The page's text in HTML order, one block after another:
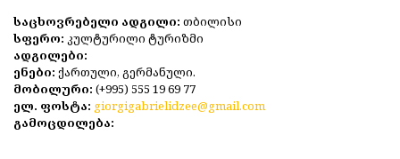
საცხოვრებელი ადგილი: თბილისი
სფერო: კულტურილი ტურიზმი
ადგილები:
ენები: ქართული, გერმანული.
მობილური: (+995) 555 19 69 77
ელ. ფოსტა: giorgigabrielidzee@gmail.com
გამოცდილება: